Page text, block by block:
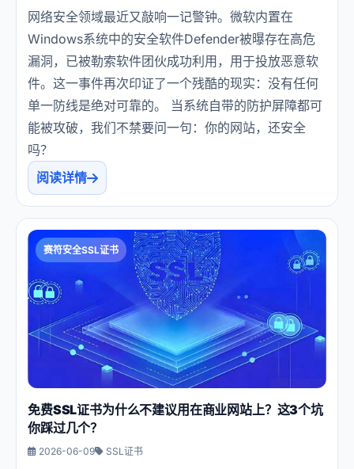
网络安全领域最近又敲响一记警钟。微软内置在
Windows系统中的安全软件Defender被曝存在高危
漏洞，已被勒索软件团伙成功利用，用于投放恶意软
件。这一事件再次印证了一个残酷的现实：没有任何
单一防线是绝对可靠的。 当系统自带的防护屏障都可
能被攻破，我们不禁要问一句：你的网站，还安全
吗？
阅读详情
赛符安全SSL证书
免费SSL证书为什么不建议用在商业网站上？这3个坑
你踩过几个？
2026-06-09 SSL证书